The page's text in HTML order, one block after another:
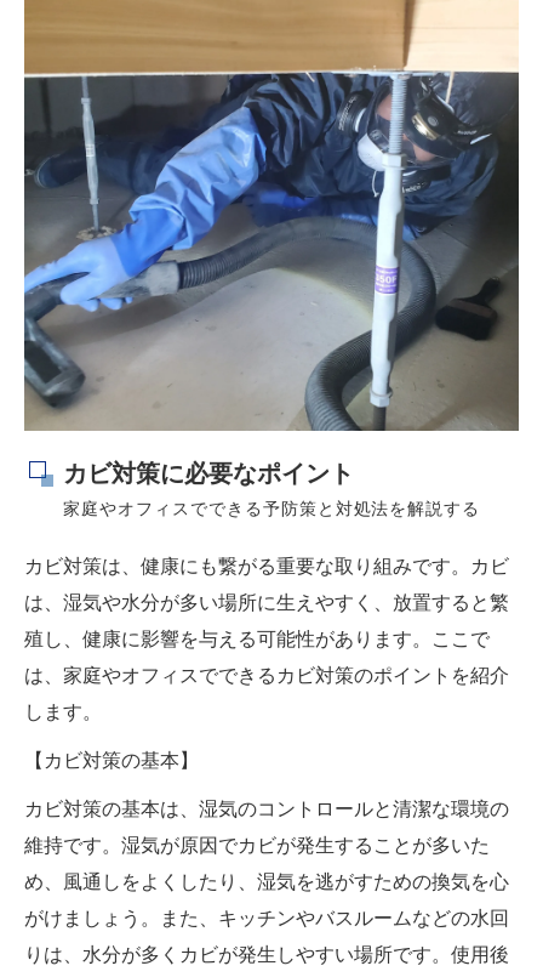
カビ対策に必要なポイント
家庭やオフィスでできる予防策と対処法を解説する
カビ対策は、健康にも繋がる重要な取り組みです。カビ
は、湿気や水分が多い場所に生えやすく、放置すると繁
殖し、健康に影響を与える可能性があります。ここで
は、家庭やオフィスでできるカビ対策のポイントを紹介
します。
【カビ対策の基本】
カビ対策の基本は、湿気のコントロールと清潔な環境の
維持です。湿気が原因でカビが発生することが多いた
め、風通しをよくしたり、湿気を逃がすための換気を心
がけましょう。また、キッチンやバスルームなどの水回
りは、水分が多くカビが発生しやすい場所です。使用後